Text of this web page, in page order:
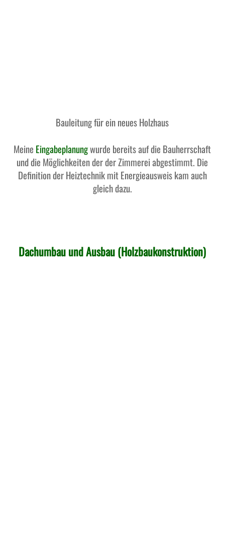
Bauleitung für ein neues Holzhaus
Meine Eingabeplanungwurde bereits auf die Bauherrschaft
und die Möglichkeiten der der Zimmerei abgestimmt. Die
Definition der Heiztechnik mit Energieausweis kam auch
gleich dazu.
Dachumbau und Ausbau (Holzbaukonstruktion)